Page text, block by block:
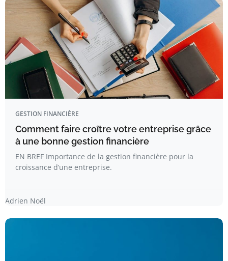
GESTION FINANCIÈRE
Comment faire croître votre entreprise grâce
à une bonne gestion financière
EN BREF Importance de la gestion financière pour la
croissance d’une entreprise.
Adrien Noël